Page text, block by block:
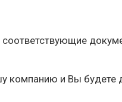
соответствующие
компанию и Вы будете